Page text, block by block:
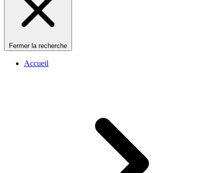
Fermer la recherche
Accueil